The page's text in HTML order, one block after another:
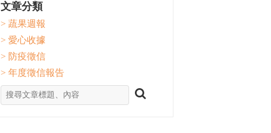
文章分類
> 蔬果週報
> 愛心收據
> 防疫徵信
> 年度徵信報告